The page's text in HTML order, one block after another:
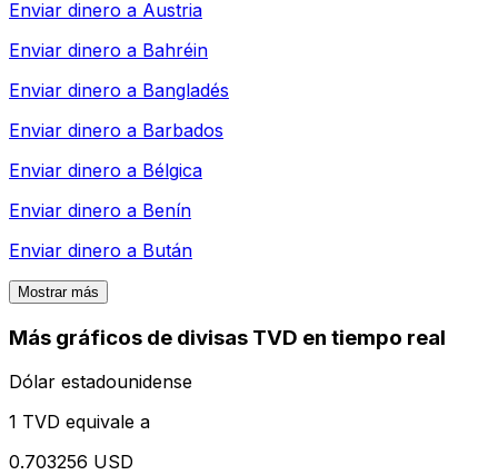
Enviar dinero a Austria
Enviar dinero a Bahréin
Enviar dinero a Bangladés
Enviar dinero a Barbados
Enviar dinero a Bélgica
Enviar dinero a Benín
Enviar dinero a Bután
Mostrar más
Más gráficos de divisas TVD en tiempo real
Dólar estadounidense
1 TVD equivale a
0.703256 USD